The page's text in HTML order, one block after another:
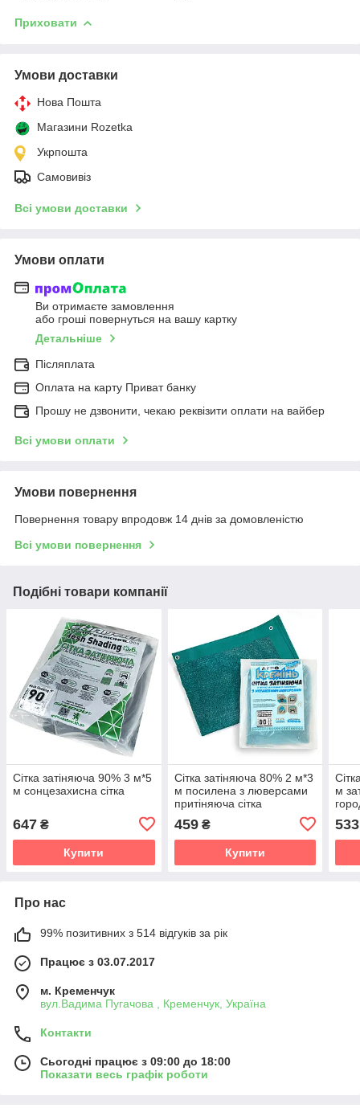
Приховати
Умови доставки
Нова Пошта
Магазини Rozetka
Укрпошта
Самовивіз
Всі умови доставки
Умови оплати
Ви отримаєте замовлення
або гроші повернуться на вашу картку
Детальніше
Післяплата
Оплата на карту Приват банку
Прошу не дзвонити, чекаю реквізити оплати на вайбер
Всі умови оплати
Умови повернення
Повернення товару впродовж 14 днів за домовленістю
Всі умови повернення
Подібні товари компанії
Сітка затіняюча 90% 3 м*5
м сонцезахисна сітка
647 ₴
Купити
Сітка затіняюча 80% 2 м*3
м посилена з люверсами
притіняюча сітка
459₴
Купити
м
533
Про нас
99% позитивних з 514 відгуків за рік
Працює з 03.07.2017
м. Кременчук
вул.Вадима Пугачова , Кременчук, Україна
Контакти
Сьогодні працює з 09:00 до 18:00
Показати весь графік роботи